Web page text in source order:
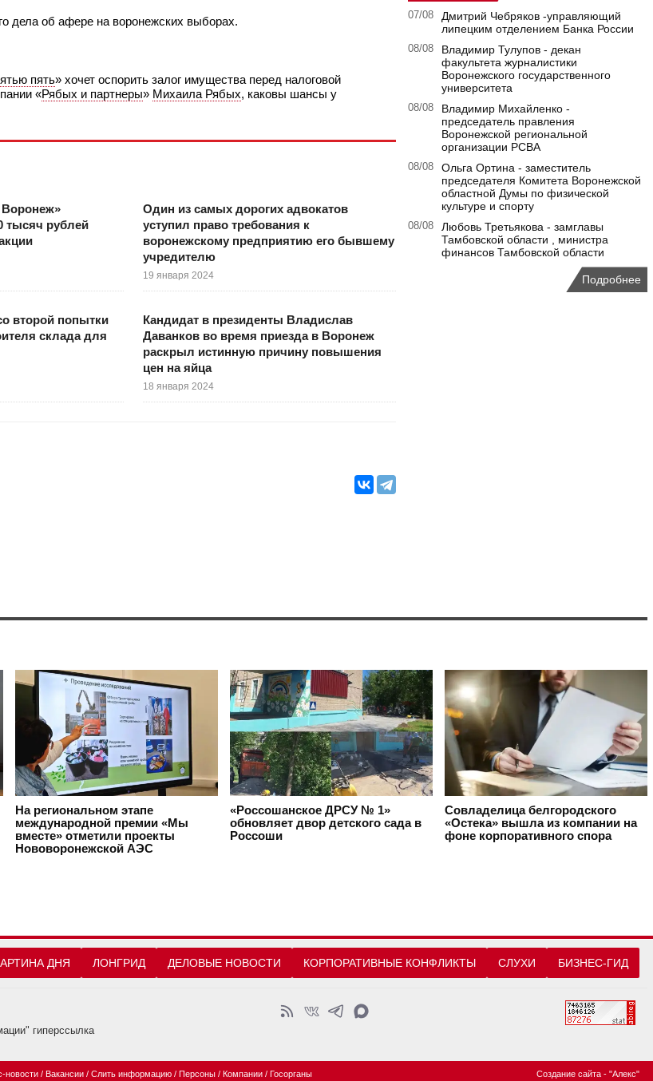
дела об афере на воронежских выборах.
пять» хочет оспорить залог имущества перед налоговой
«Рябых и партнеры» Михаила Рябых, каковы шансы у
тысяч рублей
Один из самых дорогих адвокатов
уступил право требования к
воронежскому предприятию его бывшему
учредителю
19 января 2024
второй попытки
склада для
Кандидат в президенты Владислав
Даванков во время приезда в Воронеж
раскрыл истинную причину повышения
цен на яйца
18 января 2024
07/08
Дмитрий Чебряков -управляющий
липецким отделением Банка России
08/08
Владимир Тулупов - декан
факультета журналистики
Воронежского государственного
университета
08/08
Владимир Михайленко -
председатель правления
Воронежской региональной
организации РСВА
08/08
Ольга Ортина - заместитель
председателя Комитета Воронежской
областной Думы по физической
культуре и спорту
08/08
Любовь Третьякова - замглавы
Тамбовской области , министра
финансов Тамбовской области
Подробнее
На региональном этапе
международной премии «Мы
вместе» отметили проекты
Нововоронежской АЭС
«Россошанское ДРСУ № 1»
обновляет двор детского сада в
Россоши
Совладелица белгородского
«Остека» вышла из компании на
фоне корпоративного спора
ДНЯ ЛОНГРИД ДЕЛОВЫЕ НОВОСТИ КОРПОРАТИВНЫЕ КОНФЛИКТЫ СЛУХИ БИЗНЕС-ГИД
гиперссылка
новости / Вакансии / Слить информацию / Персоны / Компании / Госорганы Создание сайта - "Алекс"